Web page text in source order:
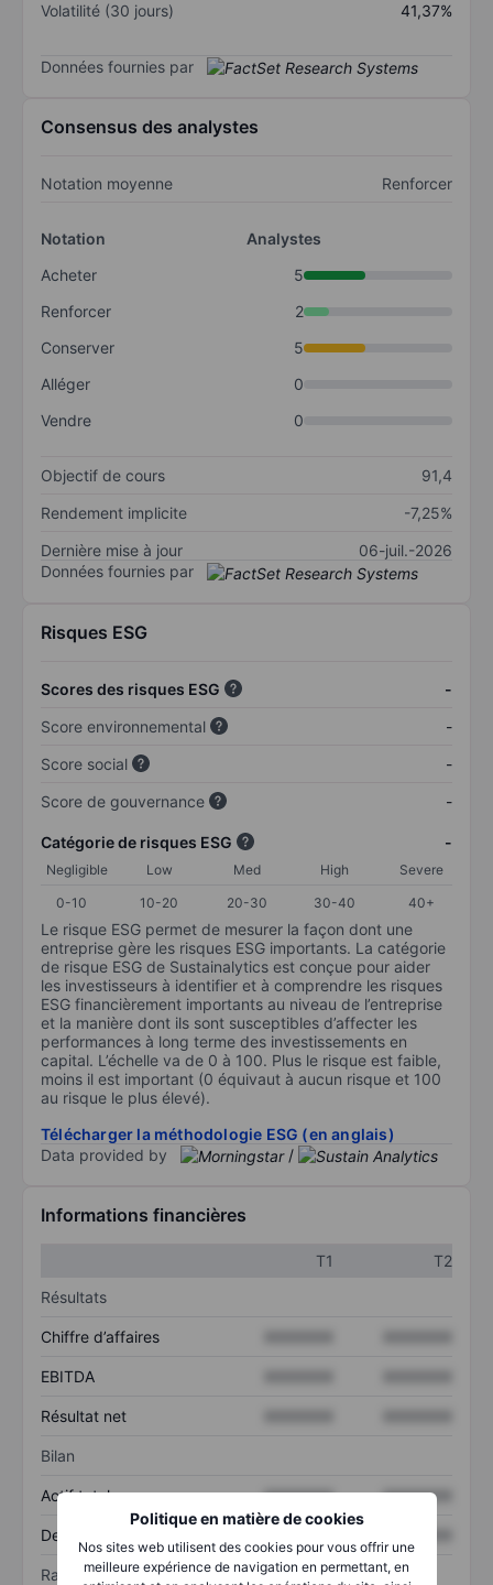
Politique en matière de cookies
Nos sites web utilisent des cookies pour vous offrir une
meilleure expérience de navigation en permettant, en
Volatilité (30 jours)
41,37%
Données fournies par
Consensus des analystes
Notation moyenne Renforcer
Notation
Analystes
Acheter
5
Renforcer
2
Conserver
5
Alléger
0
Vendre
0
Objectif de cours
91,4
Rendement implicite
-7,25%
Dernière mise à jour
06-juil.-2026
Données fournies par
Risques ESG
Scores des risques ESG
-
Score environnemental
-
Score social
-
Score de gouvernance
-
Catégorie de risques ESG -
Negligible Low Med High
Severe
0-10
10-20 20-30 30-40 40+
Le risque ESG permet de mesurer la façon dont une
entreprise gère les risques ESG importants. La catégorie
de risque ESG de Sustainalytics est conçue pour aider
les investisseurs à identifier et à comprendre les risques
ESG financièrement importants au niveau de l’entreprise
et la manière dont ils sont susceptibles d’affecter les
performances à long terme des investissements en
capital. L’échelle va de 0 à 100. Plus le risque est faible,
moins il est important (0 équivaut à aucun risque et 100
au risque le plus élevé).
Télécharger la méthodologie ESG (en anglais)
Data provided by
/
Informations financières
T1
T2
Résultats
Chiffre d’affaires
EBITDA
Résultat net
Bilan
Actif total XXXXXXX XXXXXXX
Dette totale
Ratios